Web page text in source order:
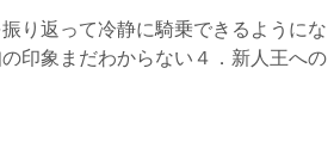
返って冷静に騎乗できるようにな
印象まだわからない４．新人王への